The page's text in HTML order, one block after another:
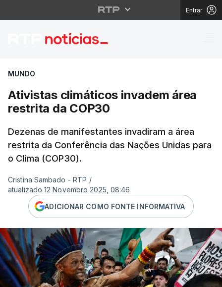
Entrar
Ativistas climáticos
MUNDO
Ativistas climáticos invadem área
restrita da COP30
Dezenas de manifestantes invadiram a área
restrita da Conferência das Nações Unidas para
o Clima (COP30).
Cristina Sambado - RTP /
atualizado 12 Novembro 2025, 08:46
ADICIONAR COMO FONTE INFORMATIVA